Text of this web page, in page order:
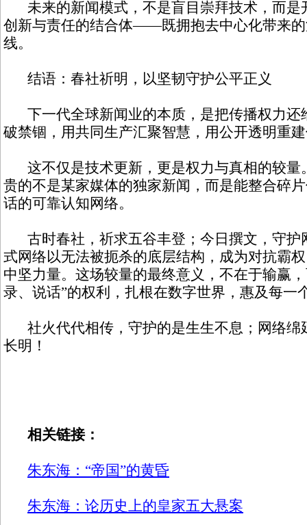
未来的新闻模式，不是盲目崇拜技术，而是
创新与责任的结合体——既拥抱去中心化带来
线。
结语：春社祈明，以坚韧守护公平正义
下一代全球新闻业的本质，是把传播权力还
破禁锢，用共同生产汇聚智慧，用公开透明重
这不仅是技术更新，更是权力与真相的较量
贵的不是某家媒体的独家新闻，而是能整合碎
话的可靠认知网络。
古时春社，祈求五谷丰登；今日撰文，守护
式网络以无法被扼杀的底层结构，成为对抗霸
中坚力量。这场较量的最终意义，不在于输赢
录、说话”的权利，扎根在数字世界，惠及每
社火代代相传，守护的是生生不息；网络绵
长明！
相关链接：
朱东海：“帝国”的黄昏
朱东海：论历史上的皇家五大悬案